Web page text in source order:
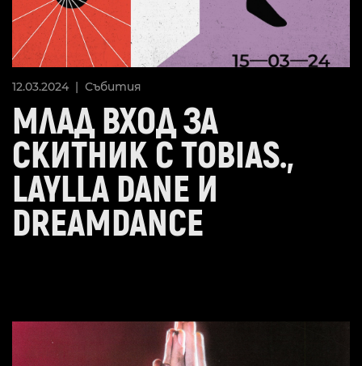
12.03.2024 | Събития
МЛАД ВХОД ЗА
СКИТНИК С TOBIAS.,
LAYLLA DANE И
DREAMDANCE